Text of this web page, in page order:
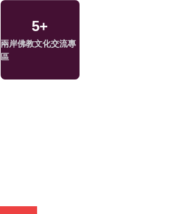
5+
兩岸佛教文化交流專
區